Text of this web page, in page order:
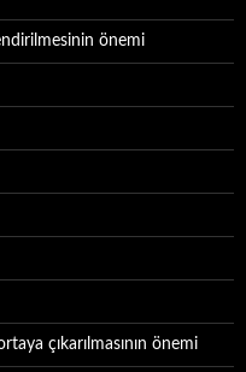
önemi
çıkarılmasının önemi